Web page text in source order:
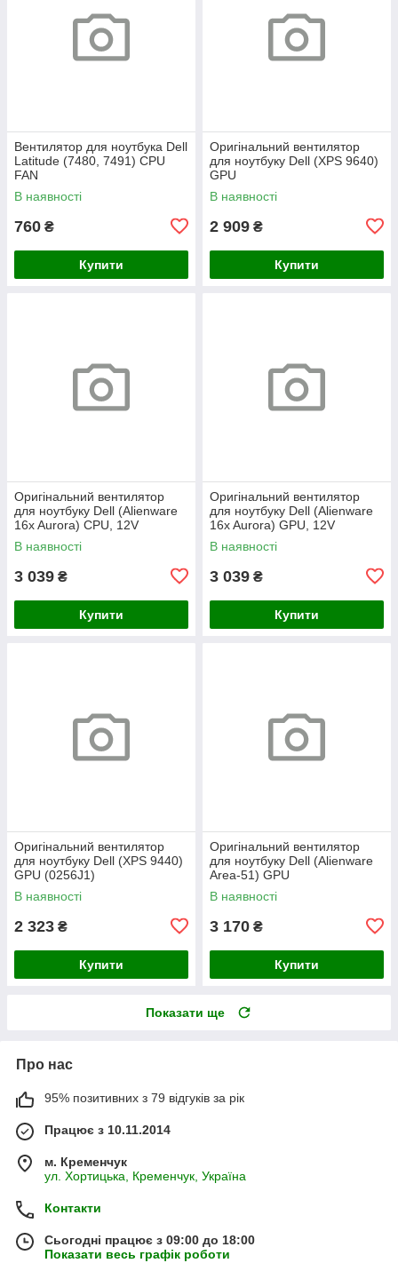
Вентилятор для ноутбука Dell
Latitude (7480, 7491) CPU
FAN
В наявності
760 ₴
Купити
Оригінальний вентилятор
для ноутбуку Dell (XPS 9640)
GPU
В наявності
2 909 ₴
Купити
Оригінальний вентилятор
для ноутбуку Dell (Alienware
16x Aurora) CPU, 12V
В наявності
3 039 ₴
Купити
Оригінальний вентилятор
для ноутбуку Dell (Alienware
16x Aurora) GPU, 12V
В наявності
3 039 ₴
Купити
Оригінальний вентилятор
для ноутбуку Dell (XPS 9440)
GPU (0256J1)
В наявності
2 323 ₴
Купити
Оригінальний вентилятор
для ноутбуку Dell (Alienware
Area-51) GPU
В наявності
3 170 ₴
Купити
Показати ще
Про нас
95% позитивних з 79 відгуків за рік
Працює з 10.11.2014
м. Кременчук
ул. Хортицька, Кременчук, Україна
Контакти
Сьогодні працює з 09:00 до 18:00
Показати весь графік роботи